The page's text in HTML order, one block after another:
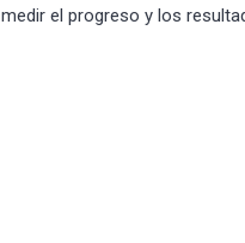
medir el progreso y los